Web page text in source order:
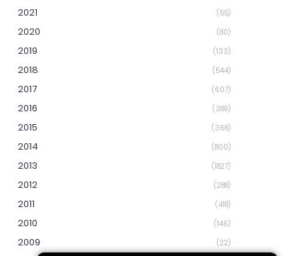
2021 (55)
2020 (80)
2019 (133)
2018 (544)
2017 (607)
2016 (389)
2015 (368)
2014 (800)
2013 (1827)
2012 (288)
2011 (418)
2010 (146)
2009 (22)